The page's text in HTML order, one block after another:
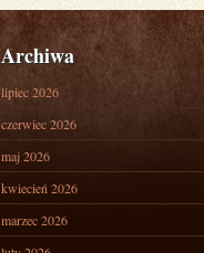
Archiwa
lipiec 2026
czerwiec 2026
maj 2026
kwiecień 2026
marzec 2026